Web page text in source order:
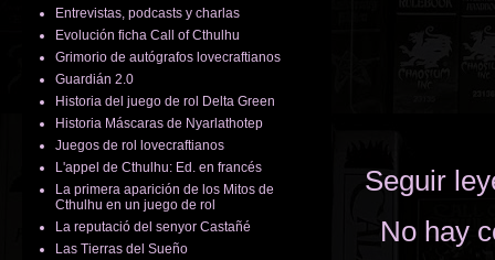
Seguir
No hay
Entrevistas, podcasts y charlas
Evolución ficha Call of Cthulhu
Grimorio de autógrafos lovecraftianos
Guardián 2.0
Historia del juego de rol Delta Green
Historia Máscaras de Nyarlathotep
Juegos de rol lovecraftianos
L'appel de Cthulhu: Ed. en francés
La primera aparición de los Mitos de
Cthulhu en un juego de rol
La reputació del senyor Castañé
Las Tierras del Sueño